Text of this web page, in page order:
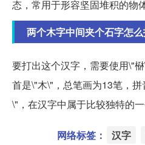
态，常用于形容坚固堆积的物体
两个木字中间夹个石字怎
要打出这个汉字，需要使用\"
首是\"木\"，总笔画为13笔，
\"，在汉字中属于比较独特的一
网络标签： 汉字